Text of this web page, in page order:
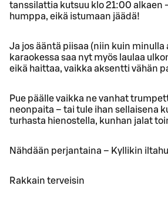
tanssilattia kutsuu klo 21:00 alkaen
humppa, eikä istumaan jäädä!
Ja jos ääntä piisaa (niin kuin minulla
karaokessa saa nyt myös laulaa
eikä haittaa, vaikka aksentti vähän
Pue päälle vaikka ne vanhat
neonpaita – tai tule ihan sellaisena
turhasta hienostella, kunhan jalat
Nähdään perjantaina – Kyllikin
Rakkain terveisin